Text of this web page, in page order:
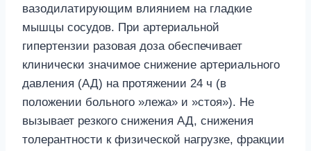
вазодилатирующим влиянием на гладкие
мышцы сосудов. При артериальной
гипертензии разовая доза обеспечивает
клинически значимое снижение артериального
давления (АД) на протяжении 24 ч (в
положении больного »лежа» и »стоя»). Не
вызывает резкого снижения АД, снижения
толерантности к физической нагрузке, фракции